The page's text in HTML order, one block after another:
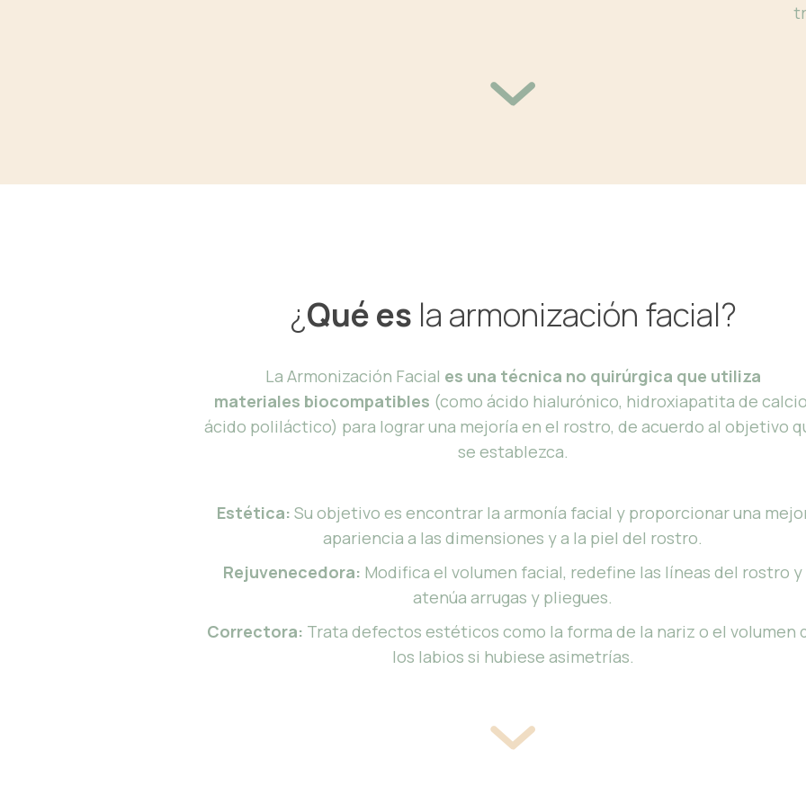
¿Qué es la armonización facial?
La Armonización Facial es una técnica no quirúrgica que utiliza
materiales biocompatibles (como ácido hialurónico, hidroxiapatita de
ácido poliláctico) para lograr una mejoría en el rostro, de acuerdo al objetivo
se establezca.
Estética: Su objetivo es encontrar la armonía facial y proporcionar una
apariencia a las dimensiones y a la piel del rostro.
Rejuvenecedora: Modifica el volumen facial, redefine las líneas del rostro y
atenúa arrugas y pliegues.
Correctora: Trata defectos estéticos como la forma de la nariz o el volumen
los labios si hubiese asimetrías.